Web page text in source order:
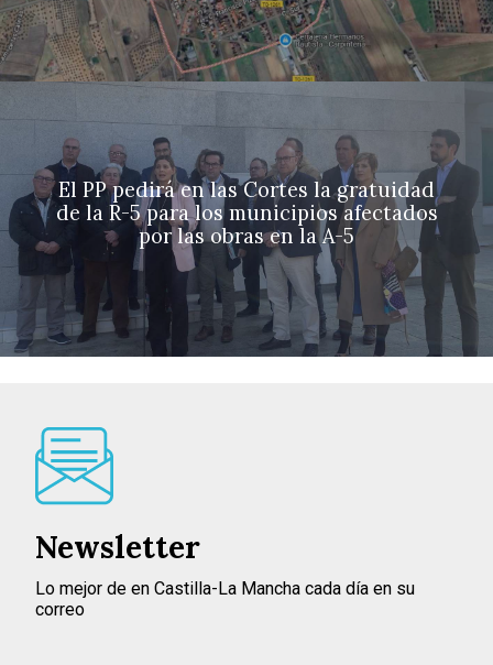
El PP pedirá en las Cortes la gratuidad
de la R-5 para los municipios afectados
por las obras en la A-5
Newsletter
Lo mejor de en Castilla-La Mancha cada día en su
correo